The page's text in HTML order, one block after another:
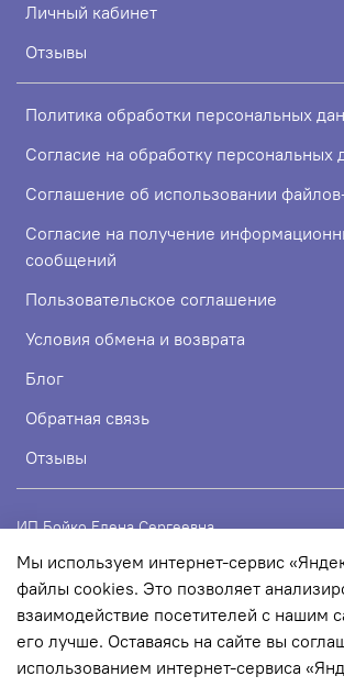
Личный кабинет
Отзывы
Политика обработки персональных
Согласие на обработку персональных
Соглашение об использовании
Согласие на получение
сообщений
Пользовательское соглашение
Условия обмена и возврата
Блог
Обратная связь
Отзывы
ИП Бойко Елена Сергеевна
ИНН 720319113307
ОГРНИП 324723200067956
© 2022 Любое использование контента без
Мы используем интернет-сервис
файлы cookies. Это позволяет
взаимодействие посетителей с нашим
его лучше. Оставаясь на сайте вы
использованием интернет-сервиса